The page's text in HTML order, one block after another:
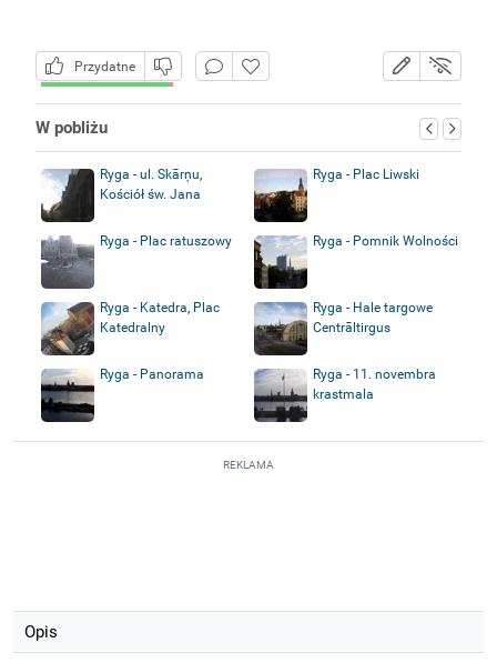
Przydatne
W pobliżu
Ryga - ul. Skārņu,
Kościół św. Jana
Ryga - Plac Liwski
Ryga - Plac ratuszowy Ryga - Pomnik Wolności
Ryga - Katedra, Plac
Katedralny
Ryga - Hale targowe
Centrāltirgus
Ryga - Panorama
Ryga - 11. novembra
krastmala
REKLAMA
Opis